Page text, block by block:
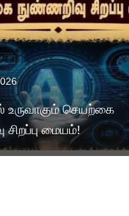
செயற்கை
மையம்!